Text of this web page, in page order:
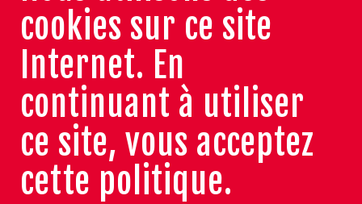
cookies sur ce site
Internet. En
continuant à utiliser
ce site, vous acceptez
cette politique.